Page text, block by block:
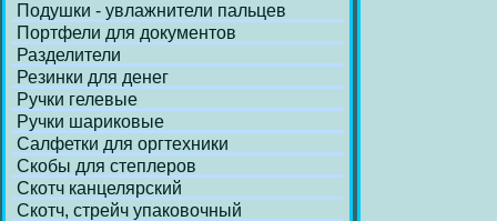
Подушки - увлажнители пальцев
Портфели для документов
Разделители
Резинки для денег
Ручки гелевые
Ручки шариковые
Салфетки для оргтехники
Скобы для степлеров
Скотч канцелярский
Скотч, стрейч упаковочный